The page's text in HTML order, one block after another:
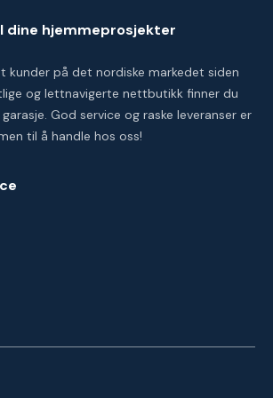
dine hjemmeprosjekter
kunder på det nordiske markedet siden
og lettnavigerte nettbutikk finner du
God service og raske leveranser er
til å handle hos oss!